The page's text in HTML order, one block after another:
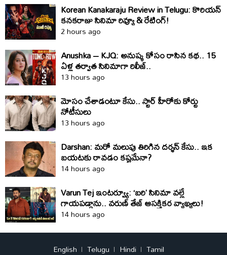
Korean Kanakaraju Review in Telugu: కొరియ‌న్
క‌న‌క‌రాజు సినిమా రివ్యూ & రేటింగ్!
2 hours ago
Anushka – KJQ: అనుష్క కోసం రాసిన కథ.. 15
ఏళ్ల తర్వాత సినిమాగా రిలీజ్‌..
13 hours ago
మోసం చేశాడంటూ కేసు.. స్టార్‌ హీరోకు కోర్టు
నోటీసులు
13 hours ago
Darshan: మరో మలుపు తిరిగిన దర్శన్‌ కేసు.. ఇక
బయటకు రావడం కష్టమేనా?
14 hours ago
Varun Tej ఇంటర్వ్యూ: ‘బరి’ సినిమా వల్లే
గాయపడ్డాను.. వరుణ్ తేజ్ ఆసక్తికర వ్యాఖ్యలు!
14 hours ago
English Telugu Hindi Tamil